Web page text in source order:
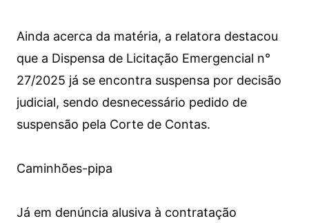
Ainda acerca da matéria, a relatora destacou
que a Dispensa de Licitação Emergencial n°
27/2025 já se encontra suspensa por decisão
judicial, sendo desnecessário pedido de
suspensão pela Corte de Contas.
Caminhões-pipa
Já em denúncia alusiva à contratação